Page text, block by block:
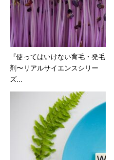
『使ってはいけない育毛・発毛
剤〜リアルサイエンスシリー
ズ...